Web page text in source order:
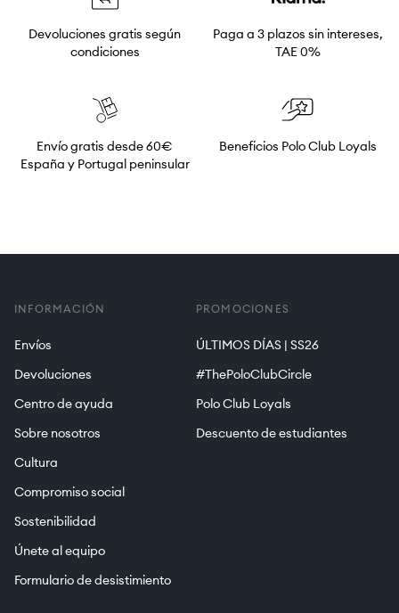
Devoluciones gratis según
condiciones
Paga a 3 plazos sin intereses,
TAE 0%
Envío gratis desde 60€
España y Portugal peninsular
Beneficios Polo Club Loyals
INFORMACIÓN
Envíos
Devoluciones
Centro de ayuda
Sobre nosotros
Cultura
Compromiso social
Sostenibilidad
Únete al equipo
Formulario de desistimiento
PROMOCIONES
ÚLTIMOS DÍAS | SS26
#ThePoloClubCircle
Polo Club Loyals
Descuento de estudiantes